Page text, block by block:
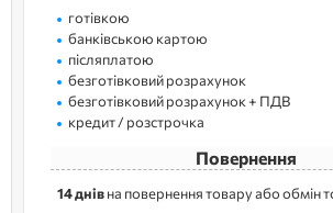
готівкою
банківською картою
післяплатою
безготівковий розрахунок
безготівковий розрахунок + ПДВ
кредит / розстрочка
Повернення
14 днівна повернення товару або обмін